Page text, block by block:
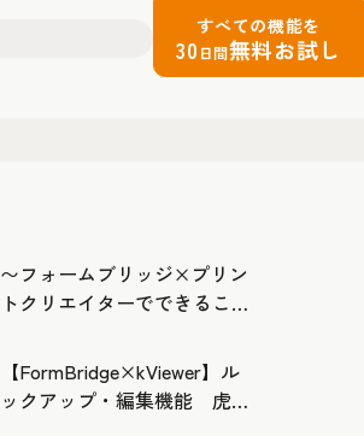
すべての機能を
30 日間無料お試し
〜フォームブリッジ×プリン
トクリエイターでできるこ
よう
【FormBridge×kViewer】ル
ックアップ・編集機能 虎の